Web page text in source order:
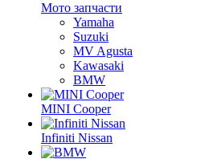
Мото запчасти
Yamaha
Suzuki
MV Agusta
Kawasaki
BMW
MINI Cooper
Infiniti Nissan